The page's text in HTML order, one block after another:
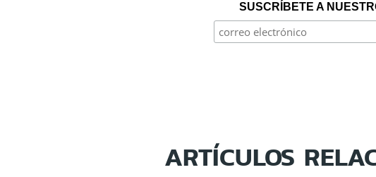
SUSCRÍBETE A
ARTÍCULOS